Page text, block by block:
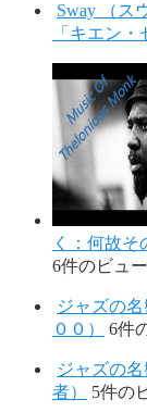
Sway （ス
「キエン・
く：何故そ
6件のビュー
ジャズの
００）
6件
ジャズの
者）
5件の